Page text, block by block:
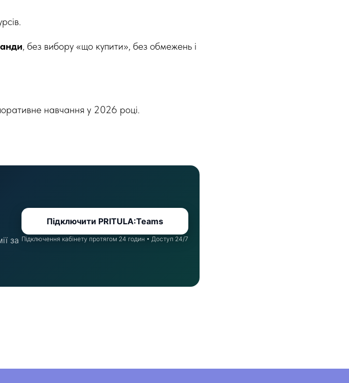
, без вибору «що купити», без обмежень і
навчання у 2026 році.
за
Підключити PRITULA:Teams
Підключення кабінету протягом 24 годин • Доступ 24/7